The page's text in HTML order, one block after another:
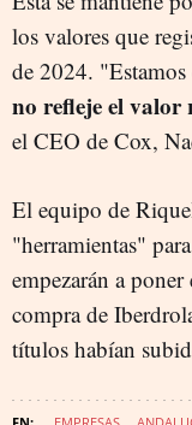
los valores que
de 2024. "Estamos
no refleje el valor
el CEO de Cox,
El equipo de
"herramientas"
empezarán a
compra de
títulos habían